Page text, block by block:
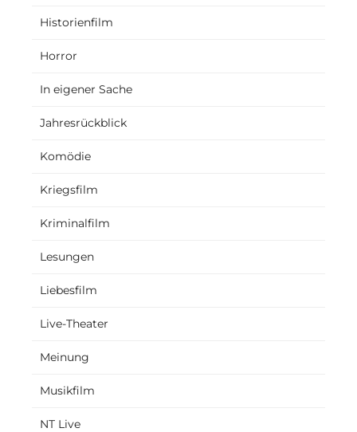
Historienfilm
Horror
In eigener Sache
Jahresrückblick
Komödie
Kriegsfilm
Kriminalfilm
Lesungen
Liebesfilm
Live-Theater
Meinung
Musikfilm
NT Live